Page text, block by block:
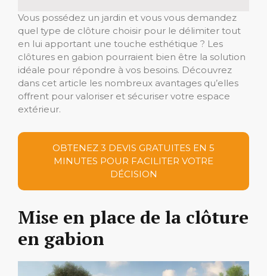
Vous possédez un jardin et vous vous demandez
quel type de clôture choisir pour le délimiter tout
en lui apportant une touche esthétique ? Les
clôtures en gabion pourraient bien être la solution
idéale pour répondre à vos besoins. Découvrez
dans cet article les nombreux avantages qu’elles
offrent pour valoriser et sécuriser votre espace
extérieur.
OBTENEZ 3 DEVIS GRATUITES EN 5
MINUTES POUR FACILITER VOTRE
DÉCISION
Mise en place de la clôture
en gabion